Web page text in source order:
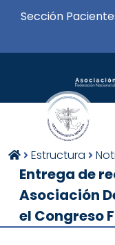
Sección
Estructura
Entrega de
Asociación
el Congreso